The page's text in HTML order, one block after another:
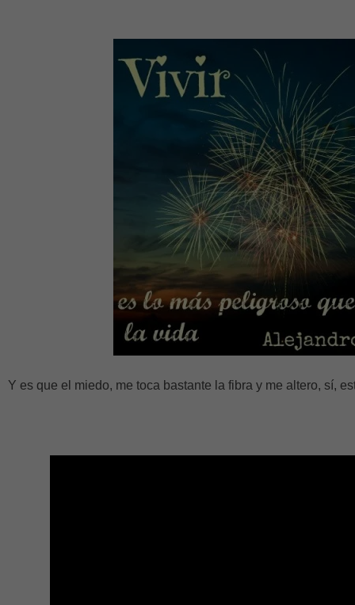
Y es que el miedo, me toca bastante la fibra y me altero, sí,